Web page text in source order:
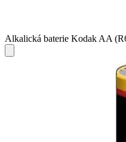
Alkalická baterie Kodak AA